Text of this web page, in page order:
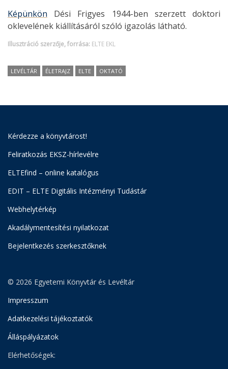
Képünkön Dési Frigyes 1944-ben szerzett doktori
oklevelének kiállításáról szóló igazolás látható.
Illusztráció szerzője, forrása: ELTE EKL
LEVÉLTÁR ÉLETRAJZ ELTE OKTATÓ
Kérdezze a könyvtárost!
Feliratkozás EKSZ-hírlevélre
ELTEfind – online katalógus
EDIT – ELTE Digitális Intézményi Tudástár
Webhelytérkép
Akadálymentesítési nyilatkozat
Bejelentkezés szerkesztőknek
© 2026 Egyetemi Könyvtár és Levéltár
Impresszum
Adatkezelési tájékoztatók
Álláspályázatok
Elérhetőségek: